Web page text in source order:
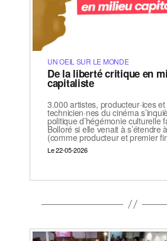
UN OEIL SUR LE MONDE
De la liberté critique en
capitaliste
3.000 artistes, producteur·ices et
technicien·nes du cinéma
politique d’hégémonie culturelle
Bolloré si elle venait à s’étendre
(comme producteur et premier
Le 22-05-2026